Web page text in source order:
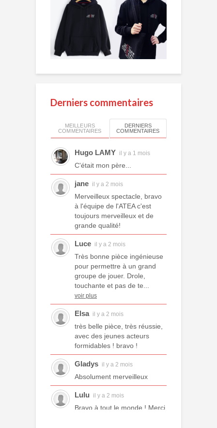
Derniers commentaires
MEILLEURS
COMMENTAIRES
DERNIERS
COMMENTAIRES
Hugo LAMY il y a 1 mois
C'était mon père...
jane il y a 2 mois
Merveilleux spectacle, bravo
à l'équipe de l'ATEA c'est
toujours merveilleux et de
grande qualité!
Luce il y a 2 mois
Très bonne pièce ingénieuse
pour permettre à un grand
groupe de jouer. Drole,
touchante et pas de te...
voir plus
Elsa il y a 2 mois
très belle pièce, très réussie,
avec des jeunes acteurs
formidables ! bravo !
Gladys il y a 2 mois
Absolument merveilleux
Lulu il y a 2 mois
Bravo à tout le monde ! Merci